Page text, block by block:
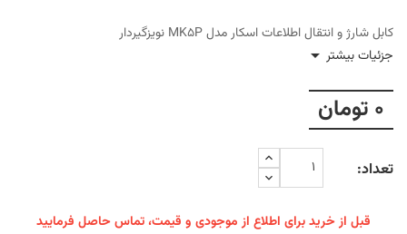
کابل شارژ و انتقال اطلاعات اسکار مدل MK5P نویزگیردار
جزئیات بیشتر 
0 تومان
تعداد:
قبل از خرید برای اطلاع از موجودی و قیمت، تماس حاصل فرمایید